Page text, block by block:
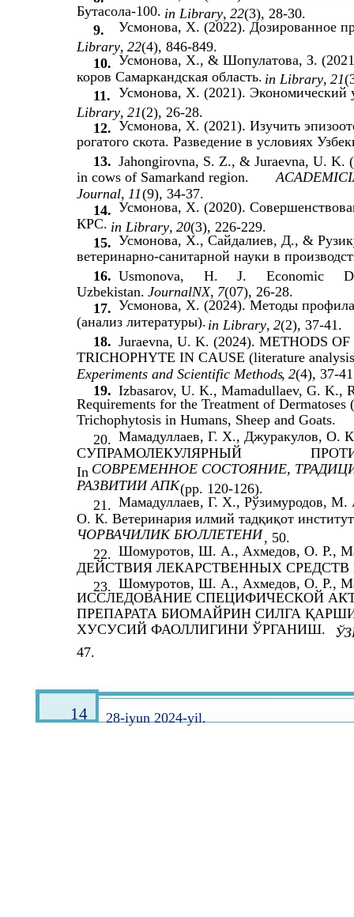
14 28-iyun 2024-yil.
Бутасола-100. in Library, 22(3), 28-30.
9.
Усмонова, Х. (2022). Дозированное
Library, 22(4), 846-849.
10. Усмонова, Х., & Шопулатова, З.
коров Самаркандская область. in Library, 21
11. Усмонова, Х. (2021). Экономический
Library, 21(2), 26-28.
12. Усмонова, Х. (2021). Изучить
рогатого скота. Разведение в условиях
13. Jahongirovna, S. Z., & Juraevna, U. K.
in cows of Samarkand region.
Journal, 11(9), 34-37.
14. Усмонова, Х. (2020).
КРС. in Library, 20(3), 226-229.
15. Усмонова, Х., Сайдалиев, Д., &
ветеринарно-санитарной науки в
16. Usmonova, H. J. Economic
Uzbekistan. JournalNX, 7(07), 26-28.
17. Усмонова, Х. (2024). Методы
(анализ литературы). in Library, 2(2), 37-41.
18. Juraevna, U. K. (2024). METHODS
TRICHOPHYTE IN CAUSE (literature
Experiments and Scientific Methods, 2(4), 37-
19. Izbasarov, U. K., Mamadullaev, G. K.,
Requirements for the Treatment of
Trichophytosis in Humans, Sheep and Goats.
20. Мамадуллаев, Г. Х., Джуракулов, О.
СУПРАМОЛЕКУЛЯРНЫЙ
In СОВРЕМЕННОЕ СОСТОЯНИЕ,
РАЗВИТИИ АПК(pp. 120-126).
21. Мамадуллаев, Г. Х., Рўзимуродов,
О. К. Ветеринария илмий тадқиқот
ЧОРВАЧИЛИК БЮЛЛЕТЕНИ, 50.
22. Шомуротов, Ш. А., Ахмедов, О. Р.,
ДЕЙСТВИЯ ЛЕКАРСТВЕННЫХ СРЕДСТВ
23. Шомуротов, Ш. А., Ахмедов, О. Р.,
ИССЛЕДОВАНИЕ СПЕЦИФИЧЕСКОЙ
ПРЕПАРАТА БИОМАЙРИН СИЛГА
ХУСУСИЙ ФАОЛЛИГИНИ ЎРГАНИШ.
47.